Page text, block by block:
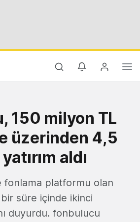
150 milyon TL
üzerinden 4,5
aldı
fonlama platformu olan
süre içinde ikinci
duyurdu. fonbulucu